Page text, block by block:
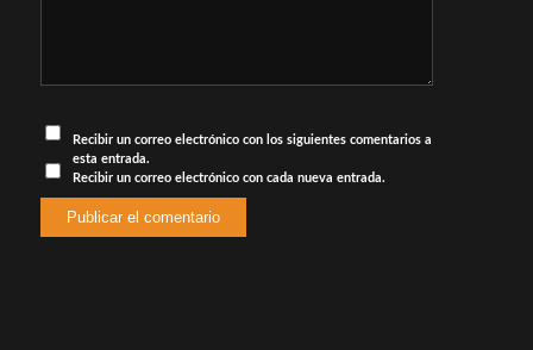
Recibir un correo electrónico con los siguientes comentarios a
esta entrada.
Recibir un correo electrónico con cada nueva entrada.